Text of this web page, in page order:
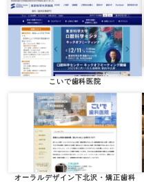
こいで歯科医院
オーラルデザイン下北沢・矯正歯科